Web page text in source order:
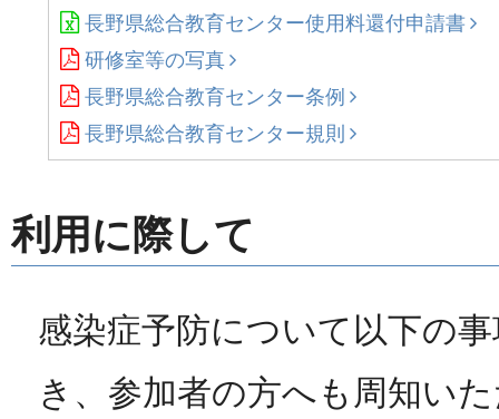
長野県総合教育センター使用料還付申請書
研修室等の写真
長野県総合教育センター条例
長野県総合教育センター規則
利用に際して
感染症予防について以下の
き、参加者の方へも周知い